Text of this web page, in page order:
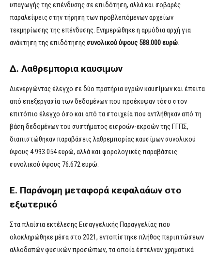
υπαγωγής της επένδυσης σε επιδότηση, αλλά και σοβαρές
παραλείψεις στην τήρηση των προβλεπόμενων αρχείων
τεκμηρίωσης της επένδυσης. Ενημερώθηκε η αρμόδια αρχή για
ανάκτηση της επιδότησηςσυνολικού ύψους 588.000 ευρώ.
Δ. Λαθρεμπορια καυσιμων
Διενεργώντας έλεγχο σε δύο πρατήρια υγρών καυσίμων και έπειτα
από επεξεργασία των δεδομένων που προέκυψαν τόσο στον
επιτόπιο έλεγχο όσο και από τα στοιχεία που αντλήθηκαν από τη
βάση δεδομένων του συστήματος εισροών-εκροών της ΓΓΠΣ,
διαπιστώθηκαν παραβάσεις λαθρεμπορίας καυσίμων συνολικού
ύψους 4.993.054 ευρώ, αλλά και φορολογικές παραβάσεις
συνολικού ύψους 76.672 ευρώ.
Ε. Παράνομη μεταφορά κεφαλαάων στο
εξωτερικό
Στα πλαίσια εκτέλεσης Εισαγγελικής Παραγγελίας που
ολοκληρώθηκε μέσα στο 2021, εντοπίστηκε πλήθος περιπτώσεων
αλλοδαπών φυσικών προσώπων, τα οποία έστελναν χρηματικά